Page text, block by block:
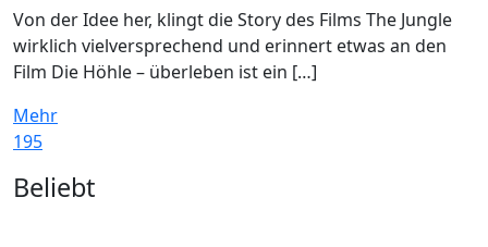
Von der Idee her, klingt die Story des Films The Jungle
wirklich vielversprechend und erinnert etwas an den
Film Die Höhle – überleben ist ein […]
Mehr
195
Widgets
Beliebt